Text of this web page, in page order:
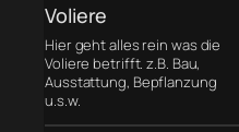
Voliere
Hier geht alles rein was die
Voliere betrifft. z.B. Bau,
Ausstattung, Bepflanzung
u.s.w.